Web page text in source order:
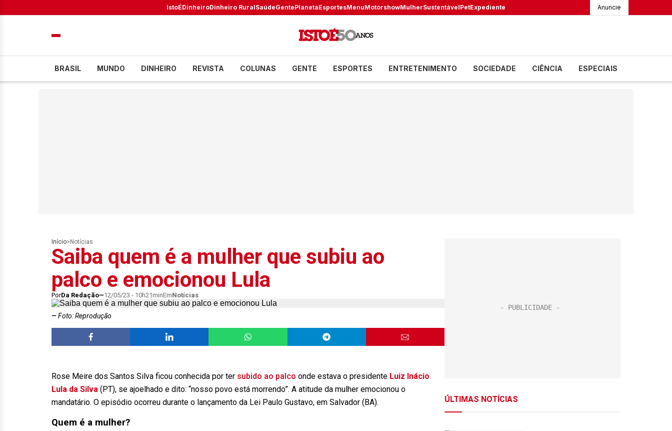
IstoÉDinheiroDinheiro RuralSaúdeGentePlanetaEsportesMenuMotorshowMulherSustentávelPetExpediente Anuncie
BRASIL MUNDO DINHEIRO REVISTA COLUNAS GENTE ESPORTES ENTRETENIMENTO SOCIEDADE CIÊNCIA ESPECIAIS
Início> Notícias
Saiba quem é a mulher que subiu ao
palco e emocionou Lula
PorDa Redação 12/05/23 - 10h21minEmNotícias
Foto: Reprodução
Rose Meire dos Santos Silva ficou conhecida por ter subido ao palco onde estava o presidente Luiz Inácio
Lula da Silva (PT), se ajoelhado e dito: “nosso povo está morrendo”. A atitude da mulher emocionou o
mandatário. O episódio ocorreu durante o lançamento da Lei Paulo Gustavo, em Salvador (BA).
Quem é a mulher?